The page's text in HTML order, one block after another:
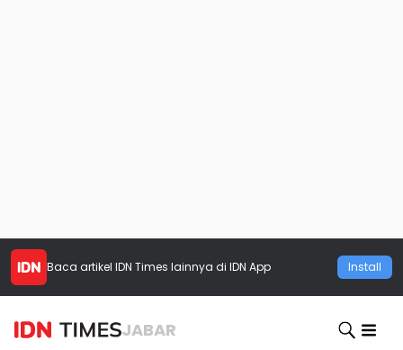
Baca artikel IDN Times lainnya di IDN App Install
JABAR